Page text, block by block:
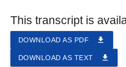
This transcript is
file_download
DOWNLOAD AS PDF
file_download
DOWNLOAD AS TEXT